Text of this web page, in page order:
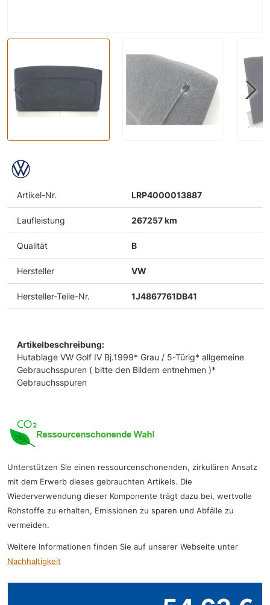
Artikel-Nr. LRP4000013887
Laufleistung 267257 km
Qualität B
Hersteller VW
Hersteller-Teile-Nr. 1J4867761DB41
Artikelbeschreibung:
Hutablage VW Golf IV Bj.1999* Grau / 5-Türig* allgemeine
Gebrauchsspuren ( bitte den Bildern entnehmen )*
Gebrauchsspuren
Unterstützen Sie einen ressourcenschonenden, zirkulären Ansatz
mit dem Erwerb dieses gebrauchten Artikels. Die
Wiederverwendung dieser Komponente trägt dazu bei, wertvolle
Rohstoffe zu erhalten, Emissionen zu sparen und Abfälle zu
vermeiden.
Weitere Informationen finden Sie auf unserer Webseite unter
Nachhaltigkeit